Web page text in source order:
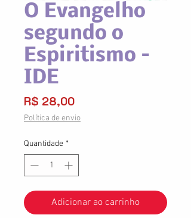
O Evangelho
segundo o
Espiritismo –
IDE
R$ 28,00Preço
Política de envio
Quantidade *
Adicionar ao carrinho